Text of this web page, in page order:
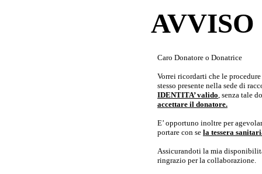
Caro Donatore o Donatrice
Vorrei ricordarti che le
stesso presente nella sede di
IDENTITA’ valido, senza tale
accettare il donatore.
E’ opportuno inoltre per
portare con se la tessera
Assicurandoti la mia
ringrazio per la collaborazione.